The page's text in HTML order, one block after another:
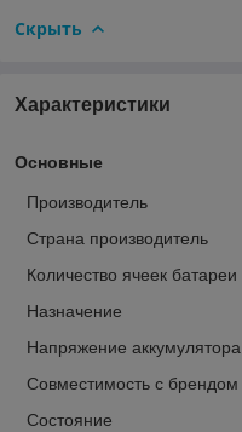
Скрыть
Характеристики
Основные
Производитель
Страна производитель
Количество ячеек батареи
Назначение
Напряжение аккумулятора
Совместимость с брендом
Состояние